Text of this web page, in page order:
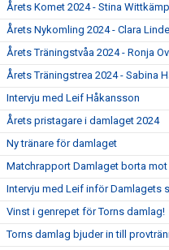
Årets Komet 2024 - Stina
Årets Nykomling 2024 - Clara
Årets Träningstvåa 2024 - Ronja
Årets Träningstrea 2024 - Sabina
Intervju med Leif Håkansson
Årets pristagare i damlaget 2024
Ny tränare för damlaget
Matchrapport Damlaget borta
Intervju med Leif inför Damlagets
Vinst i genrepet för Torns damlag!
Torns damlag bjuder in till